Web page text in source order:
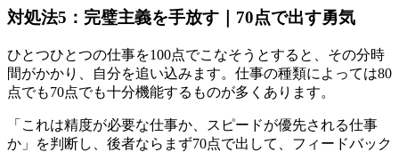
対処法5：完璧主義を手放す｜70点で出す勇気
ひとつひとつの仕事を100点でこなそうとすると、その分時
間がかかり、自分を追い込みます。仕事の種類によっては80
点でも70点でも十分機能するものが多くあります。
「これは精度が必要な仕事か、スピードが優先される仕事
か」を判断し、後者ならまず70点で出して、フィードバック